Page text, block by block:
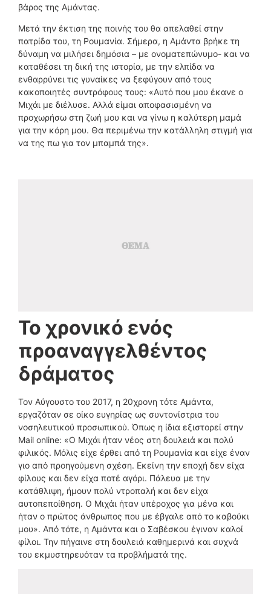
βάρος της Αμάντας.
Μετά την έκτιση της ποινής του θα απελαθεί στην
πατρίδα του, τη Ρουμανία. Σήμερα, η Αμάντα βρήκε τη
δύναμη να μιλήσει δημόσια – με ονοματεπώνυμο- και να
καταθέσει τη δική της ιστορία, με την ελπίδα να
ενθαρρύνει τις γυναίκες να ξεφύγουν από τους
κακοποιητές συντρόφους τους: «Αυτό που μου έκανε ο
Μιχάι με διέλυσε. Αλλά είμαι αποφασισμένη να
προχωρήσω στη ζωή μου και να γίνω η καλύτερη μαμά
για την κόρη μου. Θα περιμένω την κατάλληλη στιγμή για
να της πω για τον μπαμπά της».
Το χρονικό ενός
προαναγγελθέντος
δράματος
Τον Αύγουστο του 2017, η 20χρονη τότε Αμάντα,
εργαζόταν σε οίκο ευγηρίας ως συντονίστρια του
νοσηλευτικού προσωπικού. Όπως η ίδια εξιστορεί στην
Mail online: «Ο Μιχάι ήταν νέος στη δουλειά και πολύ
φιλικός. Μόλις είχε έρθει από τη Ρουμανία και είχε έναν
γιο από προηγούμενη σχέση. Εκείνη την εποχή δεν είχα
φίλους και δεν είχα ποτέ αγόρι. Πάλευα με την
κατάθλιψη, ήμουν πολύ ντροπαλή και δεν είχα
αυτοπεποίθηση. Ο Μιχάι ήταν υπέροχος για μένα και
ήταν ο πρώτος άνθρωπος που με έβγαλε από το καβούκι
μου». Από τότε, η Αμάντα και ο Σαβέσκου έγιναν καλοί
φίλοι. Την πήγαινε στη δουλειά καθημερινά και συχνά
του εκμυστηρευόταν τα προβλήματά της.